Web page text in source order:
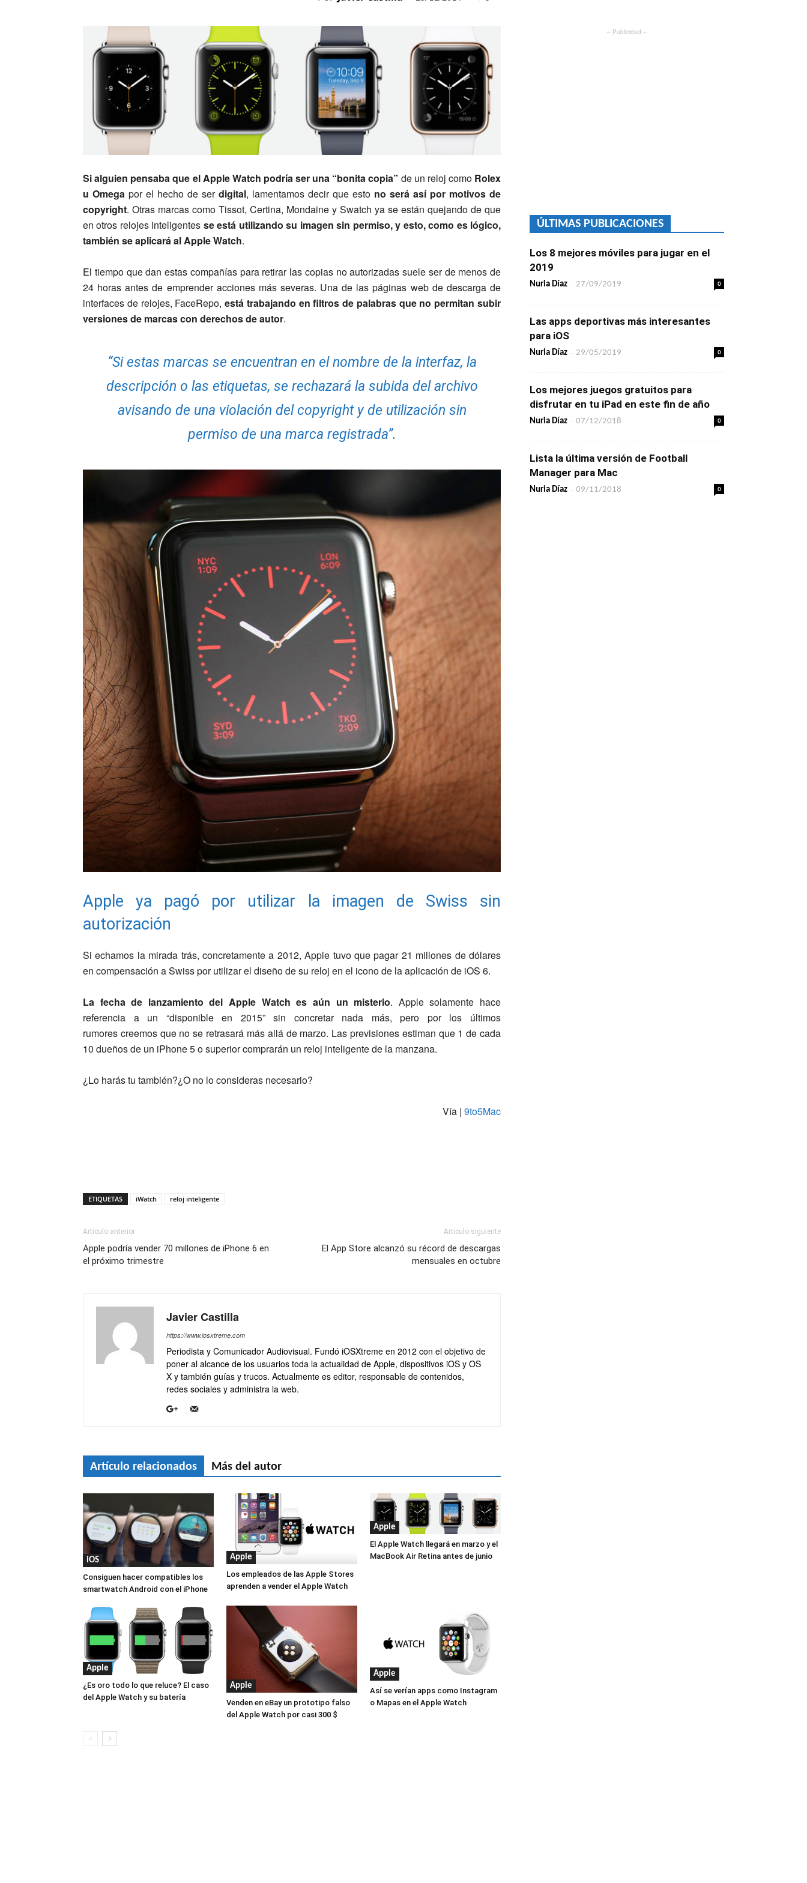
Si alguien pensaba que el Apple Watch podría ser una “bonita copia” de un reloj como Rolex
u Omega por el hecho de ser digital, lamentamos decir que esto no será así por motivos de
copyright. Otras marcas como Tissot, Certina, Mondaine y Swatch ya se están quejando de que
en otros relojes inteligentes se está utilizando su imagen sin permiso, y esto, como es lógico,
también se aplicará al Apple Watch.
El tiempo que dan estas compañías para retirar las copias no autorizadas suele ser de menos de
24 horas antes de emprender acciones más severas. Una de las páginas web de descarga de
interfaces de relojes, FaceRepo,está trabajando en filtros de palabras que no permitan subir
versiones de marcas con derechos de autor.
“Si estas marcas se encuentran en el nombre de la interfaz, la
descripción o las etiquetas, se rechazará la subida del archivo
avisando de una violación del copyright y de utilización sin
permiso de una marca registrada”.
Apple ya pagó por utilizar la imagen de Swiss sin
autorización
Si echamos la mirada trás, concretamente a 2012, Apple tuvo que pagar 21 millones de dólares
en compensación a Swiss por utilizar el diseño de su reloj en el icono de la aplicación de iOS 6.
La fecha de lanzamiento del Apple Watch es aún un misterio. Apple solamente hace
referencia a un “disponible en 2015” sin concretar nada más, pero por los últimos
rumores creemos que no se retrasará más allá de marzo. Las previsiones estiman que 1 de cada
10 dueños de un iPhone 5 o superior comprarán un reloj inteligente de la manzana.
¿Lo harás tu también?¿O no lo consideras necesario?
Vía | 9to5Mac
ETIQUETAS iWatch reloj inteligente
Artículo anterior
Apple podría vender 70 millones de iPhone 6 en
el próximo trimestre
Artículo siguiente
El App Store alcanzó su récord de descargas
mensuales en octubre
Javier Castilla
https://www.iosxtreme.com
Periodista y Comunicador Audiovisual. Fundó iOSXtreme en 2012 con el objetivo de
poner al alcance de los usuarios toda la actualidad de Apple, dispositivos iOS y OS
X y también guías y trucos. Actualmente es editor, responsable de contenidos,
redes sociales y administra la web.
Artículo relacionados Más del autor
iOS
Consiguen hacer compatibles los
smartwatch Android con el iPhone
Apple
Los empleados de las Apple Stores
aprenden a vender el Apple Watch
Apple
El Apple Watch llegará en marzo y el
MacBook Air Retina antes de junio
Apple
¿Es oro todo lo que reluce? El caso
del Apple Watch y su batería
Apple
Venden en eBay un prototipo falso
del Apple Watch por casi 300 $
Apple
Así se verían apps como Instagram
o Mapas en el Apple Watch
– Publicidad –
ÚLTIMAS PUBLICACIONES
Los 8 mejores móviles para jugar en el
2019
Nuria Díaz - 27/09/2019 0
Las apps deportivas más interesantes
para iOS
Nuria Díaz - 29/05/2019 0
Los mejores juegos gratuitos para
disfrutar en tu iPad en este fin de año
Nuria Díaz - 07/12/2018 0
Lista la última versión de Football
Manager para Mac
Nuria Díaz - 09/11/2018 0